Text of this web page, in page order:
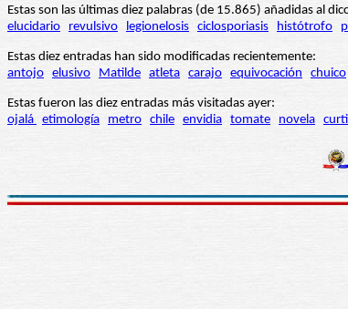
Estas son las últimas diez palabras (de 15.865) añadidas al
elucidario
revulsivo legionelosis ciclosporiasis histótrofo
Estas diez entradas han sido modificadas recientemente:
antojo elusivo Matilde atleta carajo equivocación chuico
Estas fueron las diez entradas más visitadas ayer:
ojalá etimología metro chile envidia tomate novela